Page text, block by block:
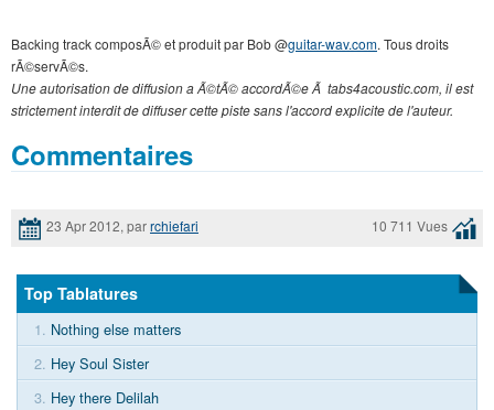
Backing track composÃ© et produit par Bob @guitar-wav.com. Tous droits
rÃ©servÃ©s.
Une autorisation de diffusion a Ã©tÃ© accordÃ©e Ã tabs4acoustic.com, il est
strictement interdit de diffuser cette piste sans l'accord explicite de l'auteur.
Commentaires
23 Apr 2012, parrchiefari 10 711 Vues
Top Tablatures
1. Nothing else matters
2. Hey Soul Sister
3. Hey there Delilah